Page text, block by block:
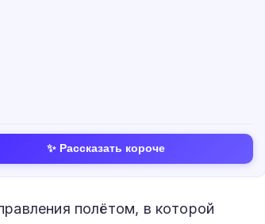
✨ Рассказать короче
полётом, в которой